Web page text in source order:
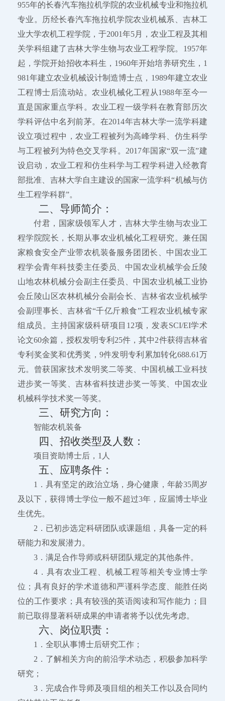
955年的长春汽车拖拉机学院的农业机械专业和拖拉机
专业。历经长春汽车拖拉机学院农业机械系、吉林工
业大学农机工程学院，于2001年5月，农业工程及其相
关学科组建了吉林大学生物与农业工程学院。1957年
起，学院开始招收本科生，1960年开始培养研究生，1
981年建立农业机械设计制造博士点，1989年建立农业
工程博士后流动站。农业机械化工程从1988年至今一
直是国家重点学科。农业工程一级学科在教育部历次
学科评估中名列前茅。在2014年吉林大学一流学科建
设立项过程中，农业工程被列为高峰学科、仿生科学
与工程被列为特色交叉学科。2017年国家“双一流”建
设启动，农业工程和仿生科学与工程学科进入经教育
部批准、吉林大学自主建设的国家一流学科“机械与仿
生工程学科群”。
二、导师简介：
付君， 国家级领军人才 ，吉林大学生物与农业工
程学院院长，长期从事农业机械化工程研究。兼任国
家粮食安全产业带农机装备服务团团长、中国农业工
程学会青年科技委主任委员、中国农业机械学会丘陵
山地农林机械分会副主任委员、中国农业机械工业协
会丘陵山区农林机械分会副会长、吉林省农业机械学
会副理事长、吉林省“千亿斤粮食”工程农业机械专家
组成员。主持国家级科研项目12项，发表SCI/EI学术
论文60余篇，授权发明专利25件，其中2件获得吉林省
专利奖金奖和优秀奖，9件发明专利累加转化688.61万
元。曾获国家技术发明奖二等奖、中国机械工业科技
进步奖一等奖、吉林省科技进步奖一等奖、中国农业
机械科学技术奖一等奖。
三、研究方向：
智能农机装备
四、招收类型及人数：
项目资助博士后，1人
五、应聘条件：
1．具有坚定的政治立场，身心健康，年龄35周岁
及以下，获得博士学位一般不超过3年，应届博士毕业
生优先。
2．已初步选定科研团队或课题组，具备一定的科
研能力和发展潜力。
3．满足合作导师或科研团队规定的其他条件。
4．具有农业工程、机械工程等相关专业博士学
位；具有良好的学术道德和严谨科学态度、能胜任岗
位的工作要求；具有较强的英语阅读和写作能力；目
前已取得显著科研成果的申请者将予以优先考虑。
六、岗位职责：
1．全职从事博士后研究工作；
2．了解相关方向的前沿学术动态，积极参加科学
研究；
3．完成合作导师及项目组的相关工作以及合同约